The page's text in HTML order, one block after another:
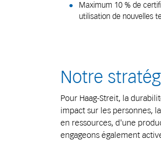
Maximum 10 % de
utilisation de nouvelles
Notre
Pour Haag-Streit, la
impact sur les personnes,
en ressources, d'une
engageons également